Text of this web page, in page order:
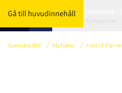
Gå till huvudinnehåll
Byt förbund här
Svenska IBF / Nyheter / Hall of Fame